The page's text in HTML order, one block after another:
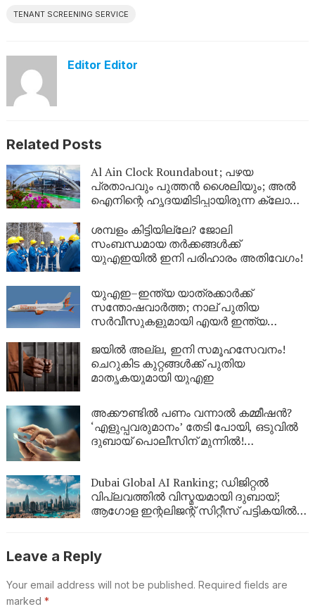
TENANT SCREENING SERVICE
Editor Editor
Related Posts
Al Ain Clock Roundabout; പഴയ
പ്രതാപവും പുത്തൻ ശൈലിയും; അൽ
ഐനിന്റെ ഹൃദയമിടിപ്പായിരുന്ന ക്ലോക്ക്
ശമ്പളം കിട്ടിയില്ലേ? ജോലി
സംബന്ധമായ തർക്കങ്ങൾക്ക്
യുഎഇയിൽ ഇനി പരിഹാരം അതിവേഗം!
യുഎഇ–ഇന്ത്യ യാത്രക്കാർക്ക്
സന്തോഷവാർത്ത; നാല് പുതിയ
സർവീസുകളുമായി എയർ ഇന്ത്യ
ജയിൽ അല്ല, ഇനി സമൂഹസേവനം!
ചെറുകിട കുറ്റങ്ങൾക്ക് പുതിയ
മാതൃകയുമായി യുഎഇ
അക്കൗണ്ടിൽ പണം വന്നാൽ കമ്മീഷൻ?
‘എളുപ്പവരുമാനം’ തേടി പോയി, ഒടുവിൽ
ദുബായ് പൊലീസിന് മുന്നിൽ!
Dubai Global AI Ranking; ഡിജിറ്റൽ
വിപ്ലവത്തിൽ വിസ്മയമായി ദുബായ്;
ആഗോള ഇന്റലിജന്റ് സിറ്റീസ് പട്ടികയിൽ
Leave a Reply
Your email address will not be published. Required fields are
marked *